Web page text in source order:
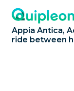
Appia Antica,
ride between